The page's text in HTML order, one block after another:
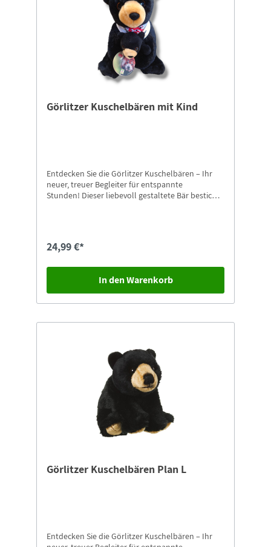
Görlitzer Kuschelbären mit Kind
Entdecken Sie die Görlitzer Kuschelbären – Ihr
neuer, treuer Begleiter für entspannte
Stunden! Dieser liebevoll gestaltete Bär besticht
ist der Görlitzer Kuschelbär nicht nur ein
Geschenk für Groß und Klein. Perfekt geeignet für
alle, die das Besondere lieben. Holen Sie sich ein
Stück Görlitz nach Hause und lassen Sie sich von
der herzlichen Ausstrahlung dieses einzigartigen
mit KindHöhe: ca. 22 cmMaterial: Recycelte
24,99 €*
In den Warenkorb
Görlitzer Kuschelbären Plan L
Entdecken Sie die Görlitzer Kuschelbären – Ihr